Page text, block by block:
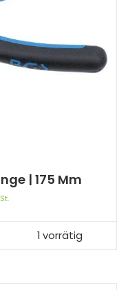
| 175 Mm
1 vorrätig